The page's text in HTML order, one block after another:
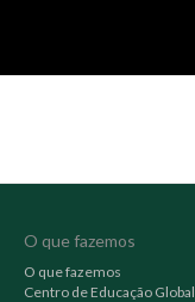
O que fazemos
O que fazemos
Centro de Educação Global